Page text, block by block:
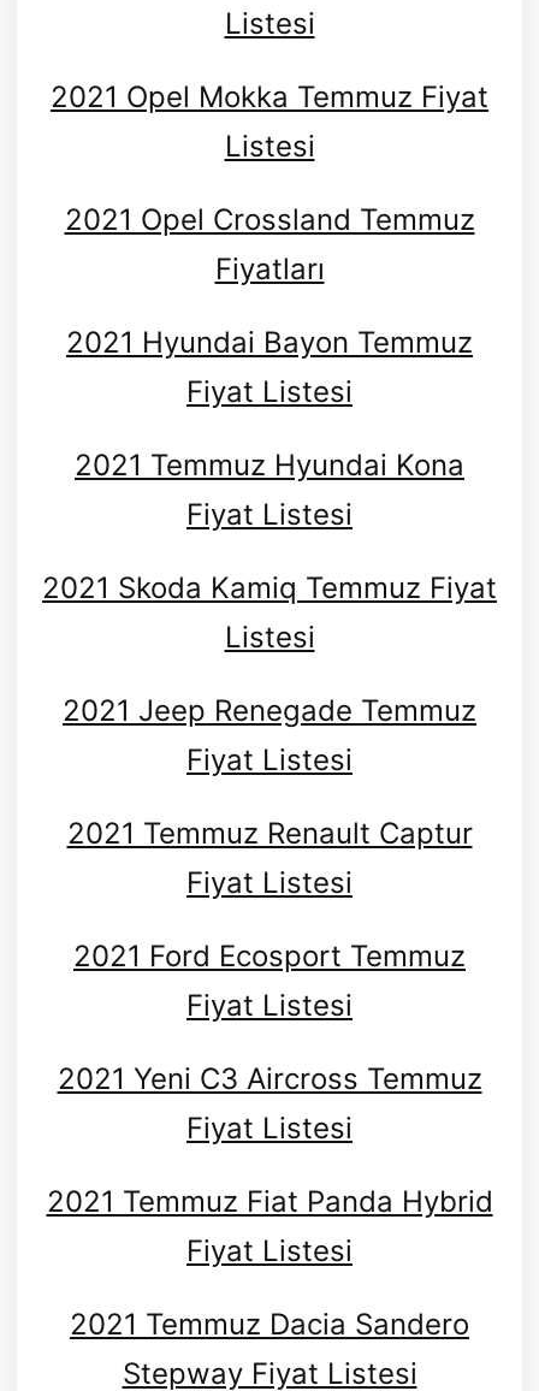
Listesi
2021 Opel Mokka Temmuz Fiyat
Listesi
2021 Opel Crossland Temmuz
Fiyatları
2021 Hyundai Bayon Temmuz
Fiyat Listesi
2021 Temmuz Hyundai Kona
Fiyat Listesi
2021 Skoda Kamiq Temmuz Fiyat
Listesi
2021 Jeep Renegade Temmuz
Fiyat Listesi
2021 Temmuz Renault Captur
Fiyat Listesi
2021 Ford Ecosport Temmuz
Fiyat Listesi
2021 Yeni C3 Aircross Temmuz
Fiyat Listesi
2021 Temmuz Fiat Panda Hybrid
Fiyat Listesi
2021 Temmuz Dacia Sandero
Stepway Fiyat Listesi